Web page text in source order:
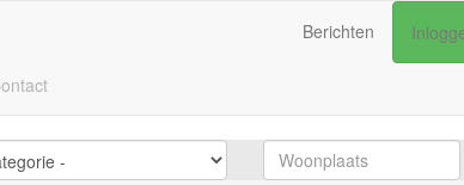
Berichten